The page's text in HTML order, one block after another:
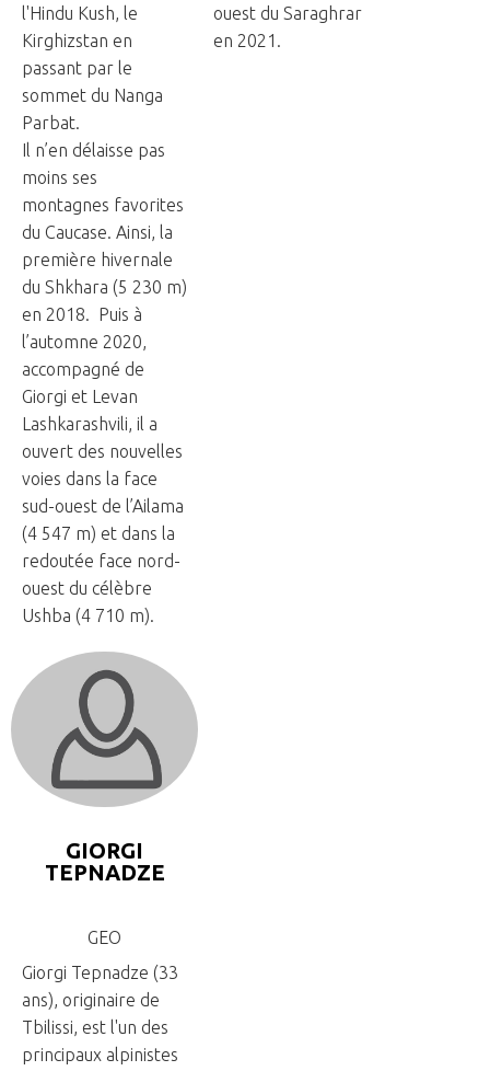
l'Hindu Kush, le
Kirghizstan en
passant par le
sommet du Nanga
Parbat.
Il n’en délaisse pas
moins ses
montagnes favorites
du Caucase. Ainsi, la
première hivernale
du Shkhara (5 230 m)
en 2018. Puis à
l’automne 2020,
accompagné de
Giorgi et Levan
Lashkarashvili, il a
ouvert des nouvelles
voies dans la face
sud-ouest de l’Ailama
(4 547 m) et dans la
redoutée face nord-
ouest du célèbre
Ushba (4 710 m).
ouest du Saraghrar
en 2021.
GIORGI
TEPNADZE
GEO
Giorgi Tepnadze (33
ans), originaire de
Tbilissi, est l'un des
principaux alpinistes